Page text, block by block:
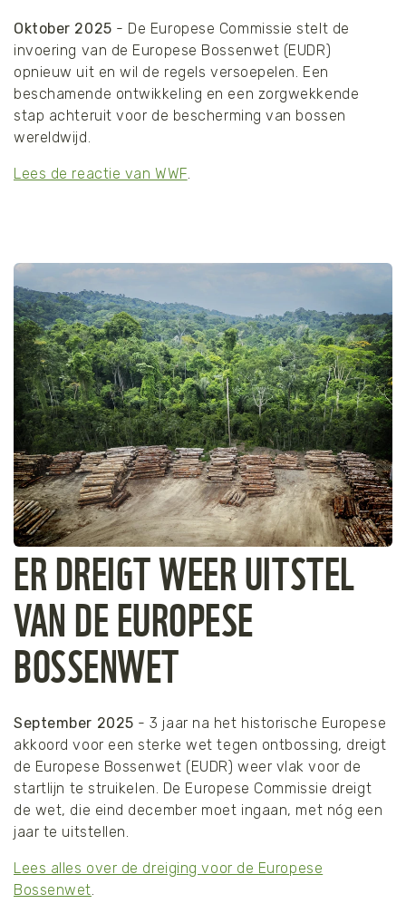
Oktober 2025 - De Europese Commissie stelt de
invoering van de Europese Bossenwet (EUDR)
opnieuw uit en wil de regels versoepelen. Een
beschamende ontwikkeling en een zorgwekkende
stap achteruit voor de bescherming van bossen
wereldwijd.
Lees de reactie van WWF.
ER DREIGT WEER UITSTEL
VAN DE EUROPESE
BOSSENWET
September 2025 - 3 jaar na het historische Europese
akkoord voor een sterke wet tegen ontbossing, dreigt
de Europese Bossenwet (EUDR) weer vlak voor de
startlijn te struikelen. De Europese Commissie dreigt
de wet, die eind december moet ingaan, met nóg een
jaar te uitstellen.
Lees alles over de dreiging voor de Europese
Bossenwet.